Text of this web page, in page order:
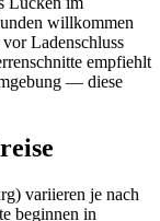
willkommen
Ladenschluss
empfiehlt
— diese
variieren je nach
beginnen in